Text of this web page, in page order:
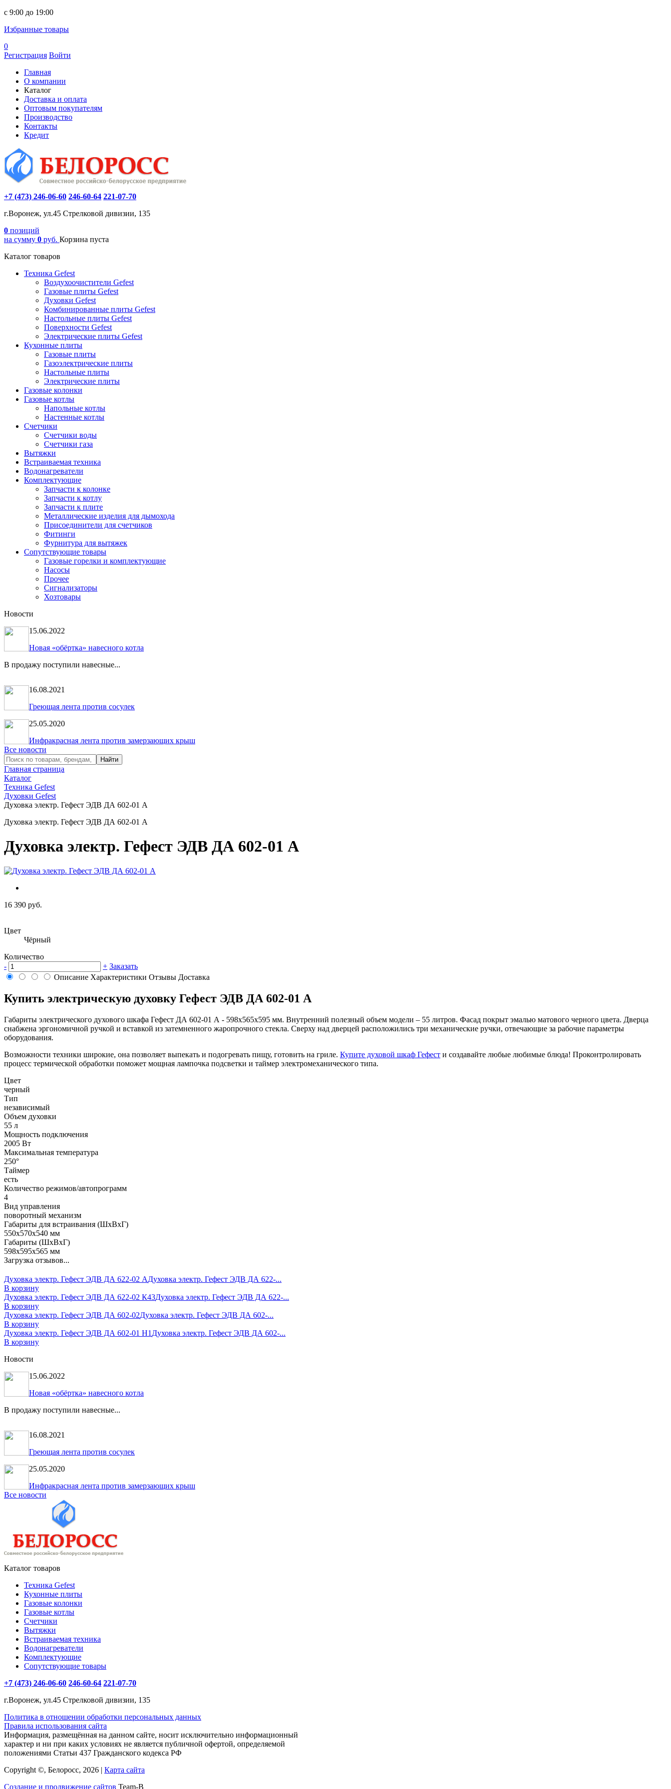
c 9:00 до 19:00
Избранные товары
0
Регистрация Войти
Главная
О компании
Каталог
Доставка и оплата
Оптовым покупателям
Производство
Контакты
Кредит
+7 (473) 246-06-60 246-60-64 221-07-70
г.Воронеж, ул.45 Стрелковой дивизии, 135
0 позиций
на сумму 0 руб. Корзина пуста
Каталог товаров
Техника Gefest
Воздухоочистители Gefest
Газовые плиты Gefest
Духовки Gefest
Комбинированные плиты Gefest
Настольные плиты Gefest
Поверхности Gefest
Электрические плиты Gefest
Кухонные плиты
Газовые плиты
Газоэлектрические плиты
Настольные плиты
Электрические плиты
Газовые колонки
Газовые котлы
Напольные котлы
Настенные котлы
Счетчики
Счетчики воды
Счетчики газа
Вытяжки
Встраиваемая техника
Водонагреватели
Комплектующие
Запчасти к колонке
Запчасти к котлу
Запчасти к плите
Металлические изделия для дымохода
Присоединители для счетчиков
Фитинги
Фурнитура для вытяжек
Сопутствующие товары
Газовые горелки и комплектующие
Насосы
Прочее
Сигнализаторы
Хозтовары
Новости
15.06.2022
Новая «обёртка» навесного котла
В продажу поступили навесные...
16.08.2021
Греющая лента против сосулек
25.05.2020
Инфракрасная лента против замерзающих крыш
Все новости
Главная страница
Каталог
Техника Gefest
Духовки Gefest
Духовка электр. Гефест ЭДВ ДА 602-01 А
Духовка электр. Гефест ЭДВ ДА 602-01 А
Духовка электр. Гефест ЭДВ ДА 602-01 А
16 390 руб.
Цвет
Чёрный
Количество
-
+ Заказать
Описание Характеристики Отзывы Доставка
Купить электрическую духовку Гефест ЭДВ ДА 602-01 А
Габариты электрического духового шкафа Гефест ДА 602-01 А - 598х565х595 мм. Внутренний полезный объем модели – 55 литров. Фасад покрыт эмалью матового черного цвета. Дверца
снабжена эргономичной ручкой и вставкой из затемненного жаропрочного стекла. Сверху над дверцей расположились три механические ручки, отвечающие за рабочие параметры
оборудования.
Возможности техники широкие, она позволяет выпекать и подогревать пищу, готовить на гриле. Купите духовой шкаф Гефест и создавайте любые любимые блюда! Проконтролировать
процесс термической обработки поможет мощная лампочка подсветки и таймер электромеханического типа.
Цвет
черный
Тип
независимый
Объем духовки
55 л
Мощность подключения
2005 Вт
Максимальная температура
250°
Таймер
есть
Количество режимов/автопрограмм
4
Вид управления
поворотный механизм
Габариты для встраивания (ШхВхГ)
550х570х540 мм
Габариты (ШхВхГ)
598х595х565 мм
Загрузка отзывов...
Духовка электр. Гефест ЭДВ ДА 622-02 АДуховка электр. Гефест ЭДВ ДА 622-...
В корзину
Духовка электр. Гефест ЭДВ ДА 622-02 К43Духовка электр. Гефест ЭДВ ДА 622-...
В корзину
Духовка электр. Гефест ЭДВ ДА 602-02Духовка электр. Гефест ЭДВ ДА 602-...
В корзину
Духовка электр. Гефест ЭДВ ДА 602-01 Н1 Духовка электр. Гефест ЭДВ ДА 602-...
В корзину
Новости
15.06.2022
Новая «обёртка» навесного котла
В продажу поступили навесные...
16.08.2021
Греющая лента против сосулек
25.05.2020
Инфракрасная лента против замерзающих крыш
Все новости
Каталог товаров
Техника Gefest
Кухонные плиты
Газовые колонки
Газовые котлы
Счетчики
Вытяжки
Встраиваемая техника
Водонагреватели
Комплектующие
Сопутствующие товары
+7 (473) 246-06-60 246-60-64 221-07-70
г.Воронеж, ул.45 Стрелковой дивизии, 135
Политика в отношении обработки персональных данных
Правила использования сайта
Информация, размещённая на данном сайте, носит исключительно информационный
характер и ни при каких условиях не является публичной офертой, определяемой
положениями Статьи 437 Гражданского кодекса РФ
Copyright ©, Белоросс, 2026 | Карта сайта
Создание и продвижение сайтов Team-B